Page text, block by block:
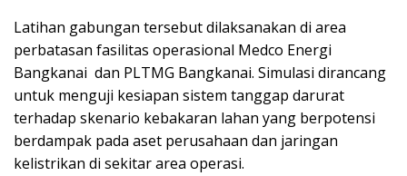
Latihan gabungan tersebut dilaksanakan di area
perbatasan fasilitas operasional Medco Energi
Bangkanai dan PLTMG Bangkanai. Simulasi dirancang
untuk menguji kesiapan sistem tanggap darurat
terhadap skenario kebakaran lahan yang berpotensi
berdampak pada aset perusahaan dan jaringan
kelistrikan di sekitar area operasi.